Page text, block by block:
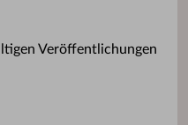
Veröffentlichungen